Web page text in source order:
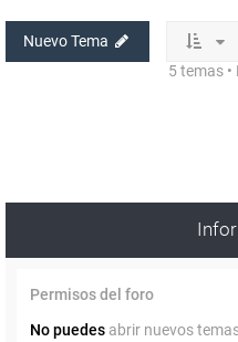
Nuevo Tema
5 temas •
Permisos del foro
No puedes abrir nuevos